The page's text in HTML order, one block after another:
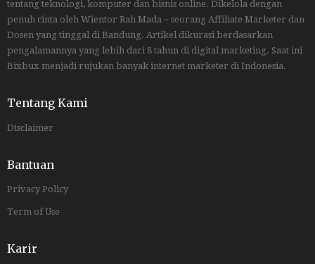
tentang teknologi, komputer dan bisnis online. Dikelola dengan
penuh cinta oleh Wientor Rah Mada ~ seorang Affiliate Marketer dan
Dosen yang tinggal di Bandung. Artikel dikurasi berdasarkan
pengalamannya yang lebih dari 8 tahun di digital marketing. Saat ini
Bixbux menjadi rujukan banyak internet marketer di Indonesia.
Tentang Kami
Disclaimer
Bantuan
Privacy Policy
Term of Use
Karir